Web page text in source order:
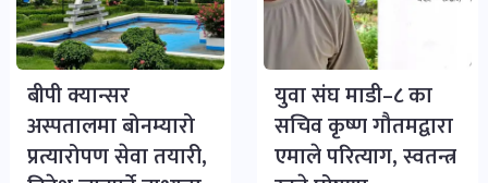
बीपी क्यान्सर
अस्पतालमा बोनम्यारो
प्रत्यारोपण सेवा तयारी,
युवा संघ माडी–८ का
सचिव कृष्ण गौतमद्वारा
एमाले परित्याग, स्वतन्त्र